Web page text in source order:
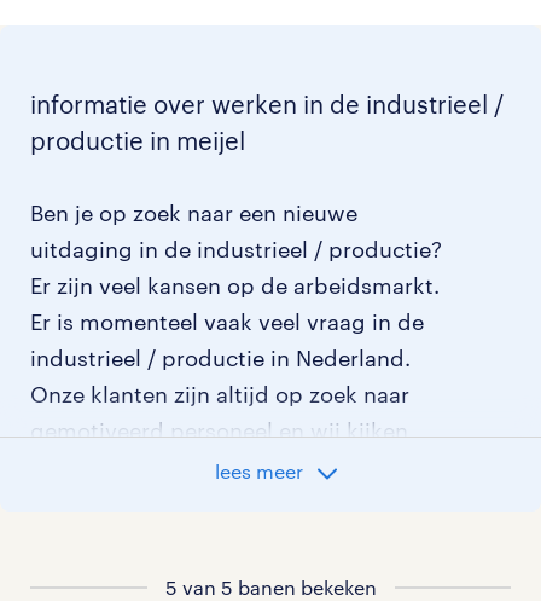
informatie over werken in de industrieel /
productie in meijel
Ben je op zoek naar een nieuwe
uitdaging in de industrieel / productie?
Er zijn veel kansen op de arbeidsmarkt.
Er is momenteel vaak veel vraag in de
industrieel / productie in Nederland.
Onze klanten zijn altijd op zoek naar
gemotiveerd personeel en wij kijken
graag samen met je naar de organisatie
lees meer
5 van 5 banen bekeken